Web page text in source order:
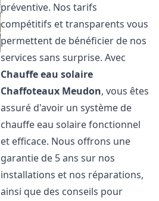
préventive. Nos tarifs
compétitifs et transparents vous
permettent de bénéficier de nos
services sans surprise. Avec
Chauffe eau solaire
Chaffoteaux Meudon, vous êtes
assuré d'avoir un système de
chauffe eau solaire fonctionnel
et efficace. Nous offrons une
garantie de 5 ans sur nos
installations et nos réparations,
ainsi que des conseils pour